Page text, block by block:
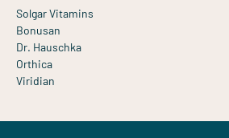
Solgar Vitamins
Bonusan
Dr. Hauschka
Orthica
Viridian